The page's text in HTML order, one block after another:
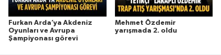
Furkan Arda’ya Akdeniz
Oyunları ve Avrupa
Şampiyonası görevi
Mehmet Özdemir
yarışmada 2. oldu